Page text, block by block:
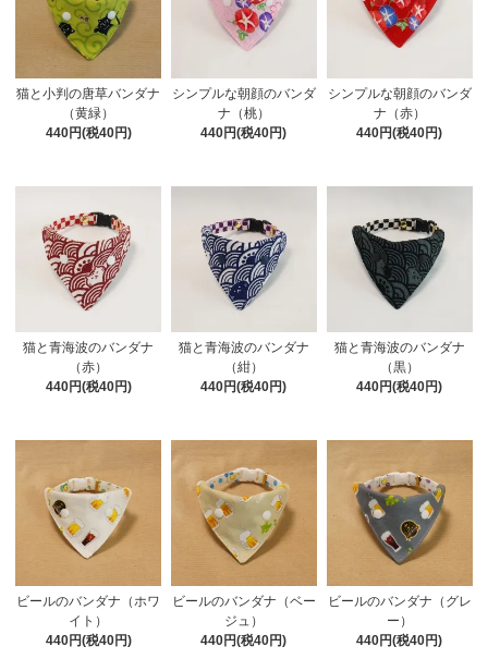
猫と小判の唐草バンダナ
（黄緑）
440円(税40円)
シンプルな朝顔のバンダ
ナ（桃）
440円(税40円)
シンプルな朝顔のバンダ
ナ（赤）
440円(税40円)
猫と青海波のバンダナ
（赤）
440円(税40円)
猫と青海波のバンダナ
（紺）
440円(税40円)
猫と青海波のバンダナ
（黒）
440円(税40円)
ビールのバンダナ（ホワ
イト）
440円(税40円)
ビールのバンダナ（ベー
ジュ）
440円(税40円)
ビールのバンダナ（グレ
ー）
440円(税40円)